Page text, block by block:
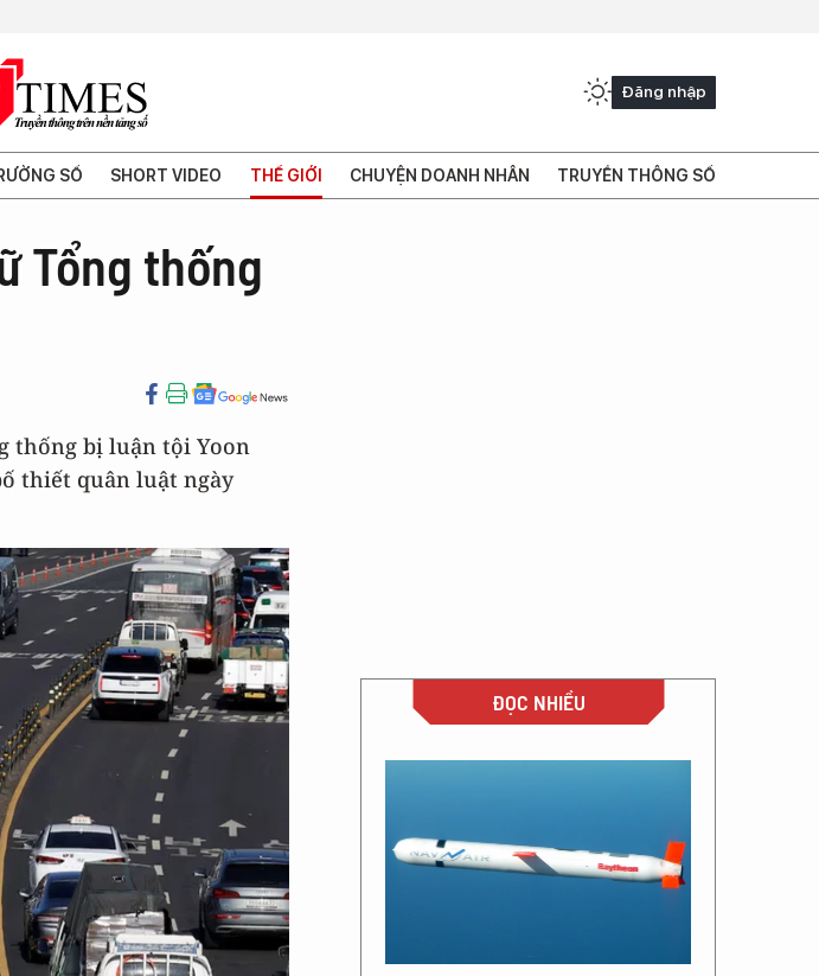
Đăng nhập
SỐ SHORT VIDEO THẾ GIỚI CHUYỆN DOANH NHÂN TRUYỀN THÔNG SỐ
Tổng thống
thống bị luận tội Yoon
thiết quân luật ngày
ĐỌC NHIỀU